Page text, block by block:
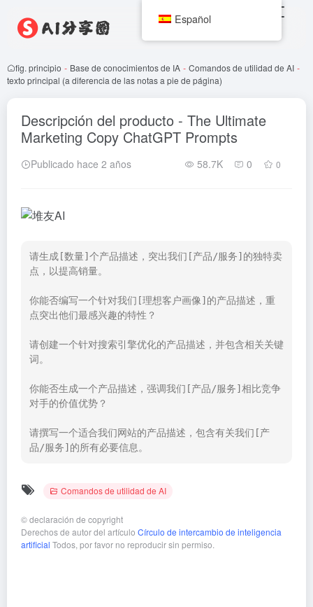
fig. principio - Base de conocimientos de IA - Comandos de utilidad de AI -
texto principal (a diferencia de las notas a pie de página)
Descripción del producto - The Ultimate
Marketing Copy ChatGPT Prompts
Publicado hace 2 años 58.7K 0 0
请生成[数量]个产品描述，突出我们[产品/服务]的独特卖
点，以提高销量。
你能否编写一个针对我们[理想客户画像]的产品描述，重
点突出他们最感兴趣的特性？
请创建一个针对搜索引擎优化的产品描述，并包含相关关键
词。
你能否生成一个产品描述，强调我们[产品/服务]相比竞争
对手的价值优势？
请撰写一个适合我们网站的产品描述，包含有关我们[产
品/服务]的所有必要信息。
Comandos de utilidad de AI
©declaración de copyright
Derechos de autor del artículo Círculo de intercambio de inteligencia
artificial Todos, por favor no reproducir sin permiso.
Español